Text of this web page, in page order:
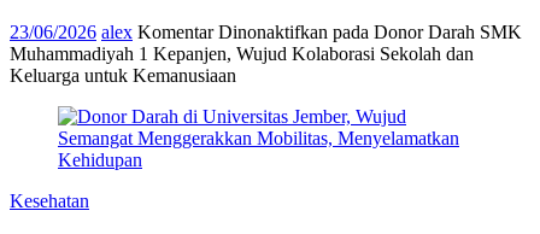
23/06/2026 alex Komentar Dinonaktifkan pada Donor Darah SMK
Muhammadiyah 1 Kepanjen, Wujud Kolaborasi Sekolah dan
Keluarga untuk Kemanusiaan
Kesehatan